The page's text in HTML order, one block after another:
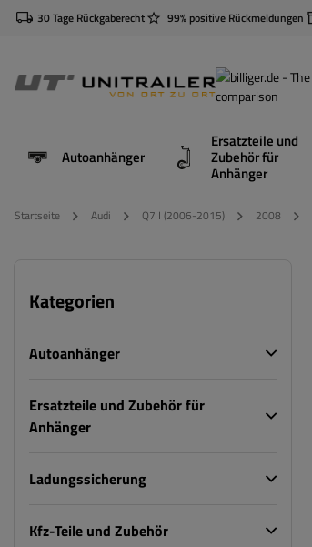
30 Tage Rückgaberecht 99% positive Rückmeldungen
Autoanhänger
Ersatzteile und
Zubehör für
Anhänger
Startseite Audi Q7 I (2006-2015) 2008
Kategorien
Autoanhänger
Ersatzteile und Zubehör für
Anhänger
Ladungssicherung
Kfz-Teile und Zubehör